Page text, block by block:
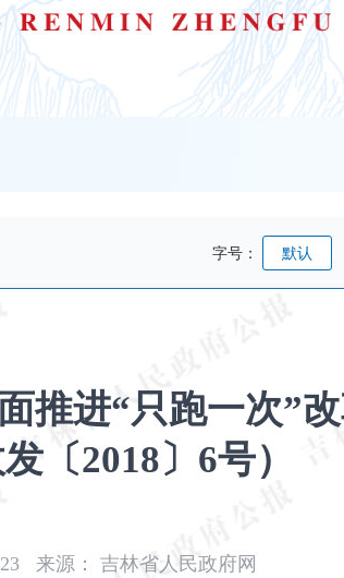
字号： 默认
推进“只跑一次”
发〔2018〕6号）
来源： 吉林省人民政府网